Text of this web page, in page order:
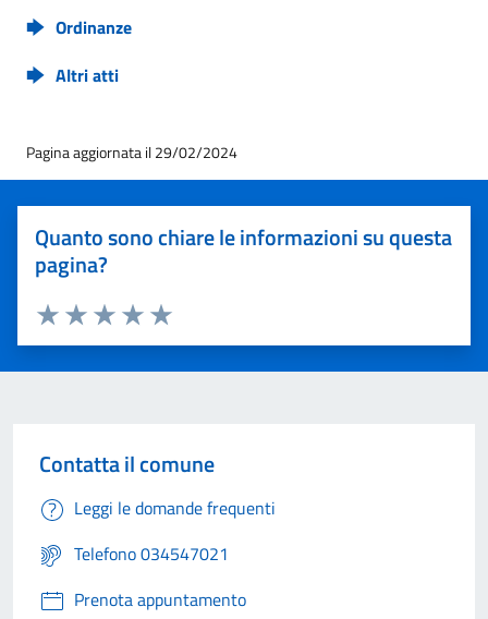
Ordinanze
Altri atti
Pagina aggiornata il 29/02/2024
Quanto sono chiare le informazioni su questa
pagina?
Valuta 5 stelle su 5
Valuta 4 stelle su 5
Valuta 3 stelle su 5
Valuta 2 stelle su 5
Valuta 1 stelle su 5
Contatta il comune
Leggi le domande frequenti
Telefono 034547021
Prenota appuntamento